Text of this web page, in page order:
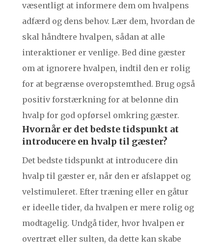
væsentligt at informere dem om hvalpens
adfærd og dens behov. Lær dem, hvordan de
skal håndtere hvalpen, sådan at alle
interaktioner er venlige. Bed dine gæster
om at ignorere hvalpen, indtil den er rolig
for at begrænse overopstemthed. Brug også
positiv forstærkning for at belønne din
hvalp for god opførsel omkring gæster.
Hvornår er det bedste tidspunkt at
introducere en hvalp til gæster?
Det bedste tidspunkt at introducere din
hvalp til gæster er, når den er afslappet og
velstimuleret. Efter træning eller en gåtur
er ideelle tider, da hvalpen er mere rolig og
modtagelig. Undgå tider, hvor hvalpen er
overtræt eller sulten, da dette kan skabe